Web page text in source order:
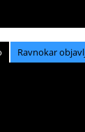
Ravnokar